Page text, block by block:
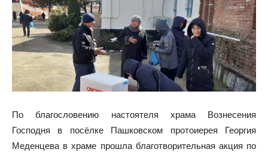
По благословению настоятеля храма Вознесения
Господня в посёлке Пашковском протоиерея Георгия
Меденцева в храме прошла благотворительная акция по